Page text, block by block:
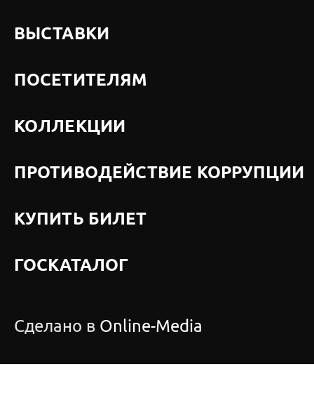
ВЫСТАВКИ
ПОСЕТИТЕЛЯМ
КОЛЛЕКЦИИ
ПРОТИВОДЕЙСТВИЕ КОРРУПЦИИ
КУПИТЬ БИЛЕТ
ГОСКАТАЛОГ
Сделано в Online-Media